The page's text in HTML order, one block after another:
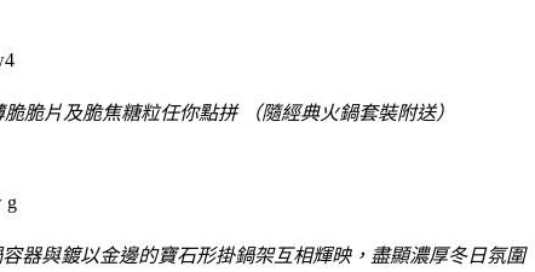
脆片及脆焦糖粒任你點拼 （隨經典火鍋套裝附送）
器與鍍以金邊的寶石形掛鍋架互相輝映，盡顯濃厚冬日氛圍